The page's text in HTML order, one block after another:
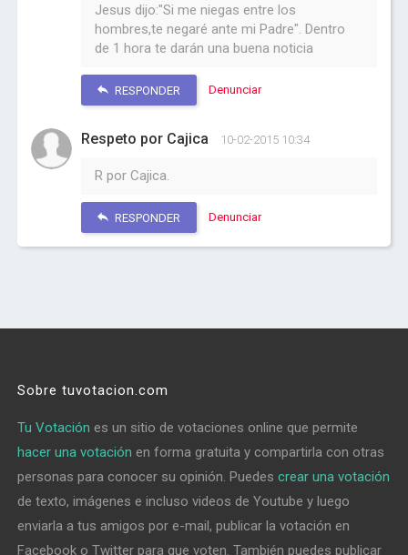
Jesus dijo:"Si me niegas entre los
hombres,te negaré ante mi Padre". Dentro
de 1 hora te darán una buena noticia
RESPONDER Denunciar
Respeto por Cajica 10-02-2015 10:34
R por Cajica.
RESPONDER Denunciar
Sobre tuvotacion.com
Tu Votación es un sitio de votaciones online que permite
hacer una votación en forma gratuita y compartirla con otras
personas para conocer su opinión. Puedescrear una votación
de texto, imágenes e incluso videos de Youtube y luego
enviarla a tus amigos por e-mail, publicar la votación en
Facebook o Twitter para que voten. También puedes publicar